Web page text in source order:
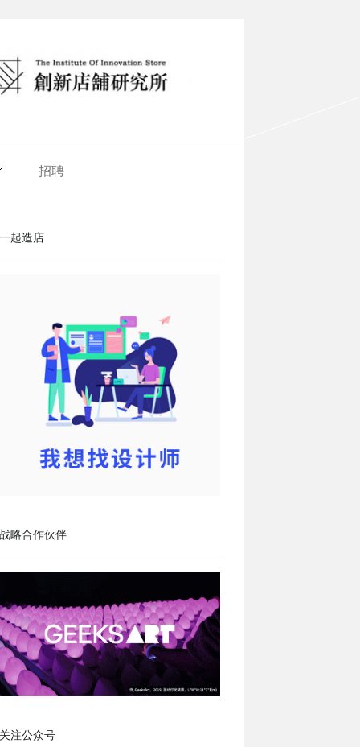
招聘
起造店
略合作伙伴
注公众号